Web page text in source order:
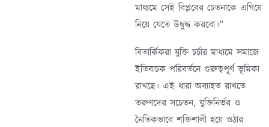
মাধ্যমে সেই বিপ্লবের চেতনাকে এগিয়ে
নিয়ে যেতে উদ্বুদ্ধ করবো।”
বিতার্কিকরা যুক্তি চর্চার মাধ্যমে সমাজে
ইতিবাচক পরিবর্তনে গুরুত্বপূর্ণ ভূমিকা
রাখছে। এই ধারা অব্যাহত রাখতে
তরুণদের সচেতন, যুক্তিনির্ভর ও
নৈতিকভাবে শক্তিশালী হয়ে ওঠার